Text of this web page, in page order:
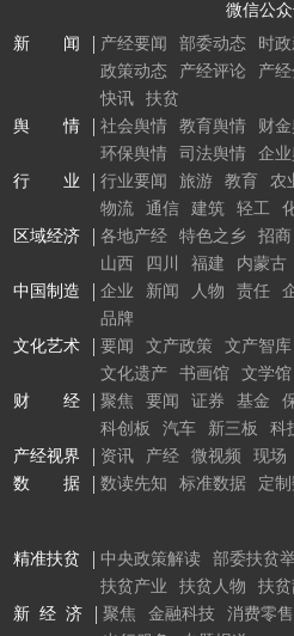
微信公
新 闻
产经要闻 部委动态 时
政策动态
产经评论 产
快讯
扶贫
舆 情
社会舆情 教育舆情 财
环保舆情
司法舆情
企
行 业
行业要闻 旅游 教育 农
物流
通信 建筑 轻工
区域经济
各地产经 特色之乡 招商
山西
四川 福建 内蒙古
中国制造
企业 新闻 人物 责任
品牌
文化艺术
要闻 文产政策 文产智库
文化遗产
书画馆
文学馆
财 经
聚焦 要闻 证券 基金
科创板
汽车 新三板 科
产经视界
资讯 产经 微视频 现场
数 据
数读先知 标准数据 定
精准扶贫 中央政策解读 部委扶贫
扶贫产业
扶贫人物
扶
新 经 济
聚焦 金融科技 消费零售